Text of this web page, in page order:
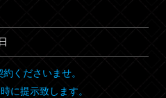
くださいませ。
に提示致します。